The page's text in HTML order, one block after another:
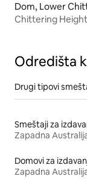
Dom, Lower
Chittering
Odredišta
Drugi tipovi
Zapadna
Zapadna